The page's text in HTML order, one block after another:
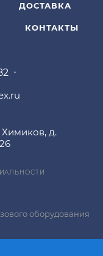
ДОСТАВКА
КОНТАКТЫ
Химиков, д.
оборудования